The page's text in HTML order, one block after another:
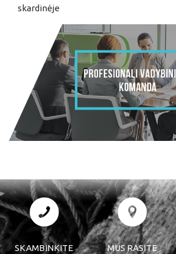
skardinėje
SKAMBINKITE MUS RASITE